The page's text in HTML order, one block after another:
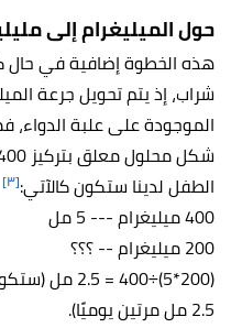
حول الميليغرام إلى
هذه الخطوة إضافية في حال
شراب، إذ يتم تحويل جرعة
الموجودة على علبة الدواء،
الطفل لدينا ستكون كالآتي:[٣]
400 ميليغرام --- 5 مل
200 ميليغرام -- ؟؟؟
(200*5)÷400
2.5 مل مرتين يوميًا).